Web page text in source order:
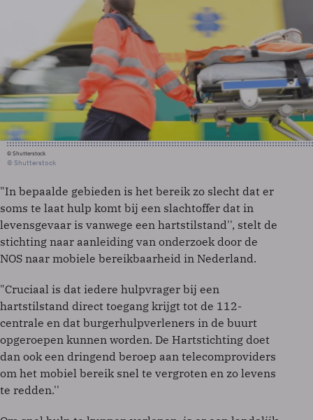
© Shutterstock
© Shutterstock
"In bepaalde gebieden is het bereik zo slecht dat er
soms te laat hulp komt bij een slachtoffer dat in
levensgevaar is vanwege een hartstilstand'', stelt de
stichting naar aanleiding van onderzoek door de
NOS naar mobiele bereikbaarheid in Nederland.
"Cruciaal is dat iedere hulpvrager bij een
hartstilstand direct toegang krijgt tot de 112-
centrale en dat burgerhulpverleners in de buurt
opgeroepen kunnen worden. De Hartstichting doet
dan ook een dringend beroep aan telecomproviders
om het mobiel bereik snel te vergroten en zo levens
te redden.''